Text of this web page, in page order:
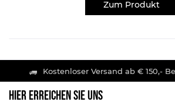
Zum Produkt
Kostenloser Versand ab € 150,-
HIER ERREICHEN SIE UNS